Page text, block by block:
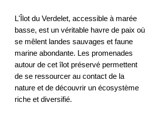
L'Îlot du Verdelet, accessible à marée
basse, est un véritable havre de paix où
se mêlent landes sauvages et faune
marine abondante. Les promenades
autour de cet îlot préservé permettent
de se ressourcer au contact de la
nature et de découvrir un écosystème
riche et diversifié.